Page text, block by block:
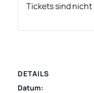
DETAILS
Datum:
Tickets sind